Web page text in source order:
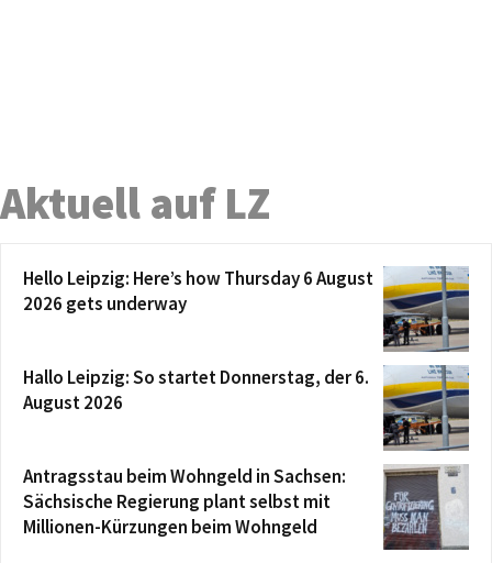
Aktuell auf LZ
Hello Leipzig: Here’s how Thursday 6 August
2026 gets underway
Hallo Leipzig: So startet Donnerstag, der 6.
August 2026
Antragsstau beim Wohngeld in Sachsen:
Sächsische Regierung plant selbst mit
Millionen-Kürzungen beim Wohngeld